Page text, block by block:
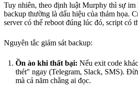
Tuy nhiên, theo định luật Murphy thì sự im
backup thường là dấu hiệu của thảm họa.
server có thể reboot đúng lúc đó, script có
Nguyên tắc giám sát backup:
Ồn ào khi thất bại: Nếu exit code
thét" ngay (Telegram, Slack, SMS).
mà cả năm chẳng ai đọc.